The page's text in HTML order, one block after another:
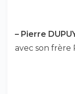
– Pierre
avec son frère